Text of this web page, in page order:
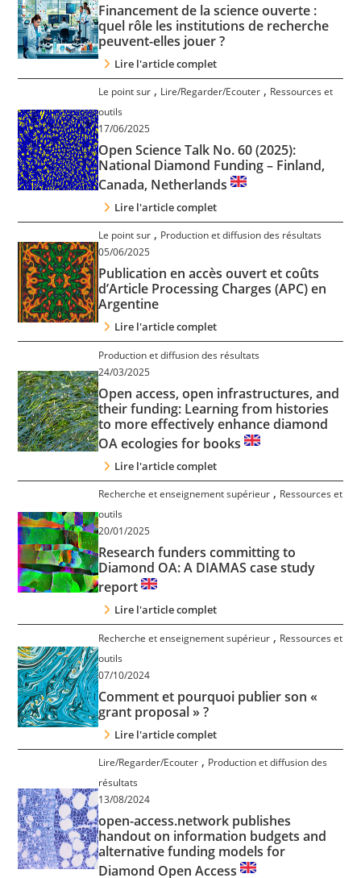
Financement de la science ouverte :
quel rôle les institutions de recherche
peuvent-elles jouer ?
Lire l'article complet
Le point sur , Lire/Regarder/Ecouter , Ressources et
outils
17/06/2025
Open Science Talk No. 60 (2025):
National Diamond Funding – Finland,
Canada, Netherlands
Lire l'article complet
Le point sur , Production et diffusion des résultats
05/06/2025
Publication en accès ouvert et coûts
d’Article Processing Charges (APC) en
Argentine
Lire l'article complet
Production et diffusion des résultats
24/03/2025
Open access, open infrastructures, and
their funding: Learning from histories
to more effectively enhance diamond
OA ecologies for books
Lire l'article complet
Recherche et enseignement supérieur , Ressources et
outils
20/01/2025
Research funders committing to
Diamond OA: A DIAMAS case study
report
Lire l'article complet
Recherche et enseignement supérieur , Ressources et
outils
07/10/2024
Comment et pourquoi publier son «
grant proposal » ?
Lire l'article complet
Lire/Regarder/Ecouter , Production et diffusion des
résultats
13/08/2024
open-access.network publishes
handout on information budgets and
alternative funding models for
Diamond Open Access